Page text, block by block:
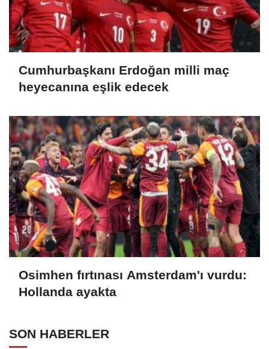
Cumhurbaşkanı Erdoğan milli maç
heyecanına eşlik edecek
Osimhen fırtınası Amsterdam'ı vurdu:
Hollanda ayakta
SON HABERLER